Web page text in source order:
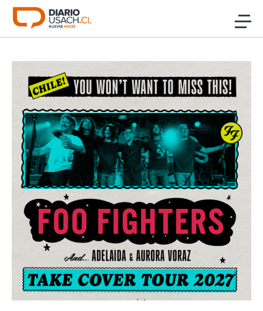
Click acá para ir directamente al contenido
Investigación
Cultura
Programas Radio y TV Usach